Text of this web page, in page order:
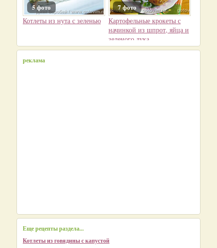
5 фото
Котлеты из нута с зеленью
7 фото
Картофельные крокеты с
начинкой из шпрот, яйца и
зеленого лука
реклама
Еще рецепты раздела...
Котлеты из говядины с капустой